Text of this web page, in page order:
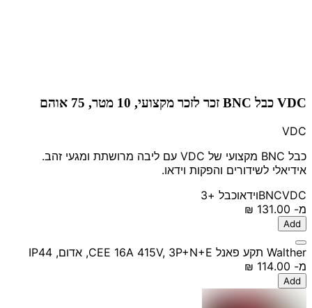
VDC כבל BNC זכר לזכר מקצועי, 10 מטר, 75 אוהם
VDC
כבל BNC מקצועי של VDC עם ליבה מרושתת ומגעי זהב.
אידיאלי לשידורים והפקות וידאו.
BNCVDC וידאוכבל +3
מ-
Add
Walther תקע פאנל CEE 16A 415V, 3P+N+E, אדום, IP44
מ-
Add